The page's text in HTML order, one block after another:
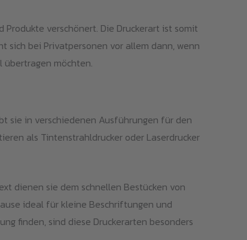
verschönert. Die Druckerart ist somit
sich bei Privatpersonen vor allem dann, wenn
möchten.
sie in verschiedenen Ausführungen für den
als Tintenstrahldrucker oder Laserdrucker
dienen sie dem schnellen Bestücken von
ideal für kleine Beschriftungen und
finden, sind diese Druckerarten besonders